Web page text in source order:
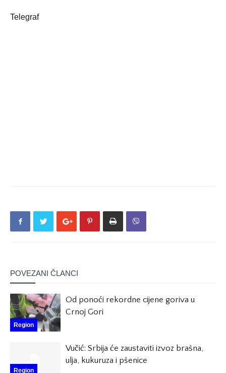
Telegraf
POVEZANI ČLANCI
Region
Od ponoći rekordne cijene goriva u
Crnoj Gori
Region
Vučić: Srbija će zaustaviti izvoz brašna,
ulja, kukuruza i pšenice